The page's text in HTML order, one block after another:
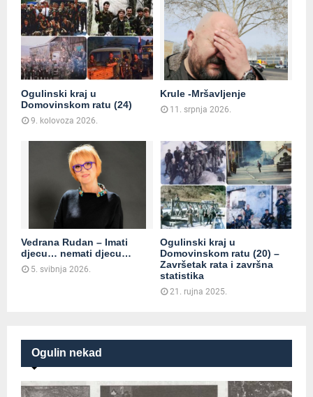
Ogulinski kraj u
Domovinskom ratu (24)
9. kolovoza 2026.
Krule -Mršavljenje
11. srpnja 2026.
Vedrana Rudan – Imati
djecu… nemati djecu…
5. svibnja 2026.
Ogulinski kraj u
Domovinskom ratu (20) –
Završetak rata i završna
statistika
21. rujna 2025.
Ogulin nekad